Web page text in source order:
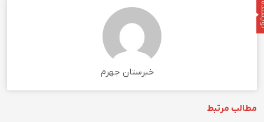
خبرستان جهرم
مطالب مرتبط